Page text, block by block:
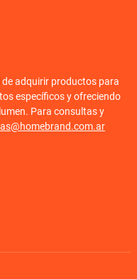
adquirir productos para
específicos y ofreciendo
Para consultas y